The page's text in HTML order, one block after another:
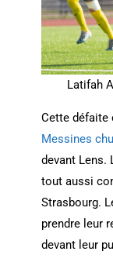
Latifah
Cette défaite
Messines
devant Lens.
tout aussi
Strasbourg.
prendre leur
devant leur